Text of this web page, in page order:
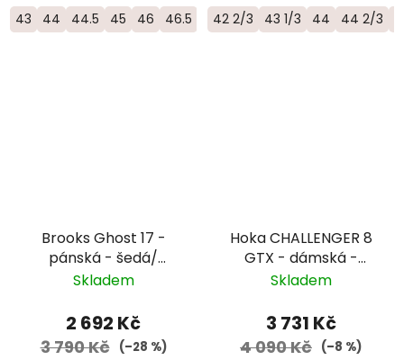
43 44 44.5 45 46 46.5 42 2/3 43 1/3 44 44 2/3
Brooks Ghost 17 -
pánská - šedá/
černá/limetková
Skladem
2 692 Kč
3 790 Kč (–28 %)
Hoka CHALLENGER 8
GTX - dámská -
černá
Skladem
3 731 Kč
4 090 Kč (–8 %)